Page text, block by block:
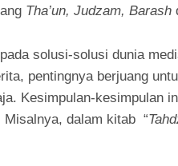
Tha’un, Judzam, Barash
solusi-solusi dunia
pentingnya berjuang
Kesimpulan-kesimpulan
dalam kitab “